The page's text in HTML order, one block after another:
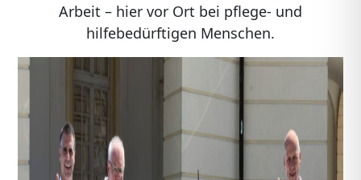
Arbeit – hier vor Ort bei pflege- und
hilfebedürftigen Menschen.